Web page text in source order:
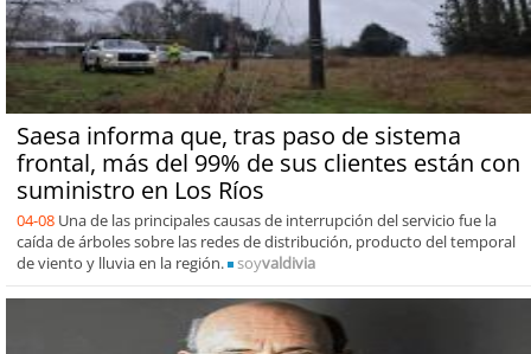
Saesa informa que, tras paso de sistema
frontal, más del 99% de sus clientes están con
suministro en Los Ríos
04-08 Una de las principales causas de interrupción del servicio fue la
caída de árboles sobre las redes de distribución, producto del temporal
de viento y lluvia en la región.
soyvaldivia